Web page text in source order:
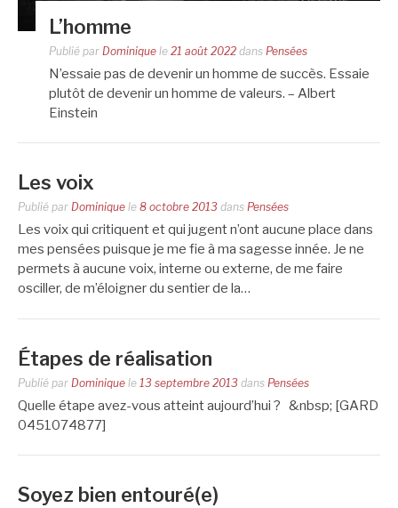
L’homme
Publié par Dominique le 21 août 2022 dans Pensées
N’essaie pas de devenir un homme de succès. Essaie
plutôt de devenir un homme de valeurs. – Albert
Einstein
Les voix
Publié par Dominique le 8 octobre 2013 dans Pensées
Les voix qui critiquent et qui jugent n’ont aucune place dans
mes pensées puisque je me fie à ma sagesse innée. Je ne
permets à aucune voix, interne ou externe, de me faire
osciller, de m’éloigner du sentier de la…
Étapes de réalisation
Publié par Dominique le 13 septembre 2013 dans Pensées
Quelle étape avez-vous atteint aujourd’hui ? &nbsp; [GARD
0451074877]
Soyez bien entouré(e)